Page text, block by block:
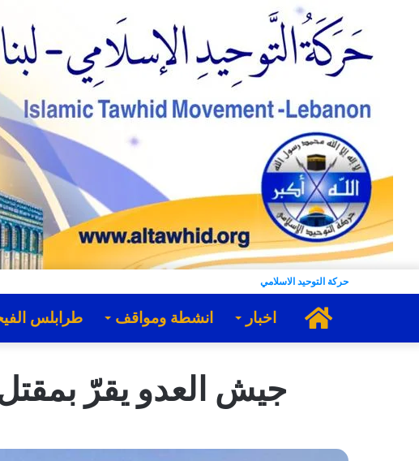
حركة التوحيد الاسلامي
الرئيسية
اخبار انشطة ومواقف طرابلس
جيش العدو يقرّ بمقتل جندي